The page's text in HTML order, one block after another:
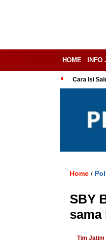
HOME INFO
Cara Isi
Home /
SBY
sama
Tim Jatim